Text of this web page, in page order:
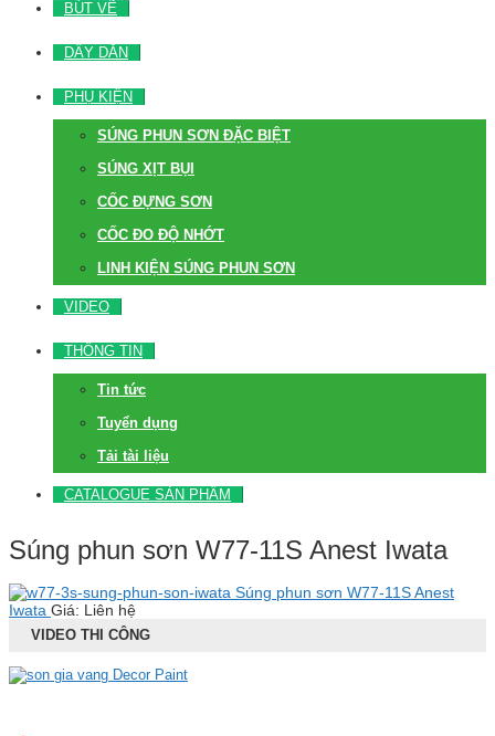
BÚT VẼ
DÂY DẪN
PHỤ KIỆN
SÚNG PHUN SƠN ĐẶC BIỆT
SÚNG XỊT BỤI
CỐC ĐỰNG SƠN
CỐC ĐO ĐỘ NHỚT
LINH KIỆN SÚNG PHUN SƠN
VIDEO
THÔNG TIN
Tin tức
Tuyển dụng
Tải tài liệu
CATALOGUE SẢN PHẨM
Súng phun sơn W77-11S Anest Iwata
Súng phun sơn W77-11S Anest
Iwata Giá: Liên hệ
VIDEO THI CÔNG